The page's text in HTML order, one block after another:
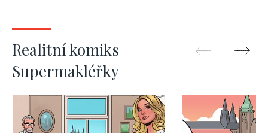
Okamurova videa
Realitní komiks
Supermakléřky